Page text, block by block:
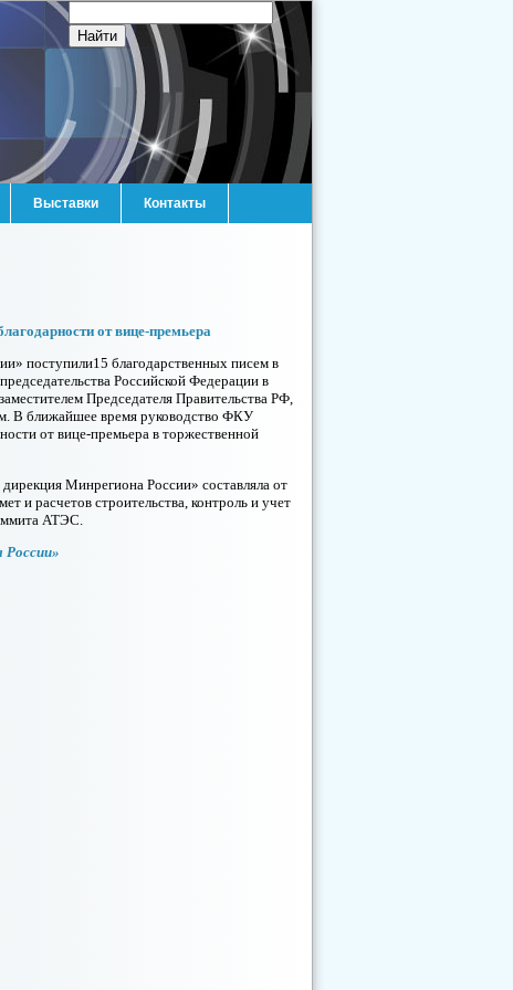
Выставки Контакты
от вице-премьера
поступили15 благодарственных писем в
Российской Федерации в
Председателя Правительства РФ,
В ближайшее время руководство ФКУ
от вице-премьера в торжественной
Минрегиона России» составляла от
и расчетов строительства, контроль и учет
АТЭС.